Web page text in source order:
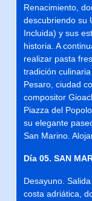
Renacimiento,
descubriendo su
Incluida) y sus
historia. A
realizar pasta
tradición
Pesaro, ciudad
compositor
Piazza del
su elegante
San Marino.
Día 05. SAN
Desayuno.
costa adriática,